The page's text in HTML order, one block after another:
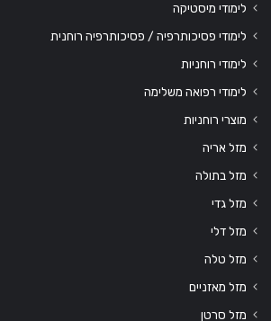
לימודי מיסטיקה
לימודי פסיכותרפיה / פסיכותרפיה רוחנית
לימודי רוחניות
לימודי רפואה משלימה
מוצרי רוחניות
מזל אריה
מזל בתולה
מזל גדי
מזל דלי
מזל טלה
מזל מאזניים
מזל סרטן